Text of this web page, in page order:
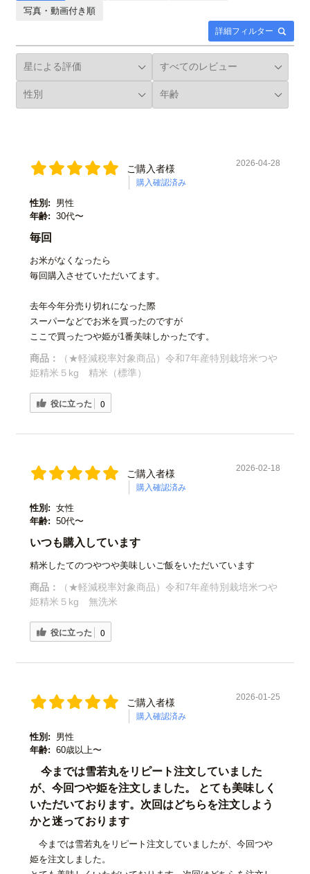
詳細フィルター
写真・動画付き順
ご購入者様
購入確認済み
2026-04-28
性別:
男性
年齢: 30代〜
毎回
お米がなくなったら
毎回購入させていただいてます。
去年今年分売り切れになった際
スーパーなどでお米を買ったのですが
ここで買ったつや姫が1番美味しかったです。
商品：
（★軽減税率対象商品）令和7年産特別栽培米つや
姫精米５kg 精米（標準）
役に立った 0
ご購入者様
購入確認済み
2026-02-18
性別: 女性
年齢: 50代〜
いつも購入しています
精米したてのつやつや美味しいご飯をいただいています
商品：
（★軽減税率対象商品）令和7年産特別栽培米つや
姫精米５kg 無洗米
役に立った 0
ご購入者様
購入確認済み
2026-01-25
性別:
男性
年齢: 60歳以上〜
今までは雪若丸をリピート注文していました
が、今回つや姫を注文しました。 とても美味しく
いただいております。次回はどちらを注文しよう
かと迷っております
今までは雪若丸をリピート注文していましたが、今回つや
姫を注文しました。